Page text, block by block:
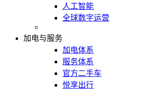
人工智能
全球数字运营
加电与服务
加电体系
服务体系
官方二手车
悦享出行